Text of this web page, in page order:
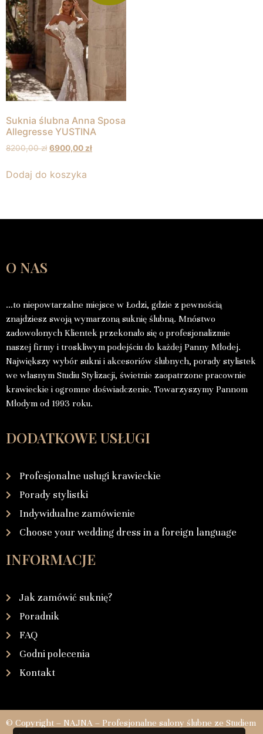
Suknia ślubna Anna Sposa
Allegresse YUSTINA
8200,00zł 6900,00zł
Dodaj do koszyka
O NAS
…to niepowtarzalne miejsce w Łodzi, gdzie z pewnością
znajdziesz swoją wymarzoną suknię ślubną. Mnóstwo
zadowolonych Klientek przekonało się o profesjonalizmie
naszej firmy i troskliwym podejściu do każdej Panny Młodej.
Największy wybór sukni i akcesoriów ślubnych, porady stylistek
we własnym Studiu Stylizacji, świetnie zaopatrzone pracownie
krawieckie i ogromne doświadczenie. Towarzyszymy Pannom
Młodym od 1993 roku.
DODATKOWE USŁUGI
Profesjonalne usługi krawieckie
Porady stylistki
Indywidualne zamówienie
Choose your wedding dress in a foreign language
INFORMACJE
Jak zamówić suknię?
Poradnik
FAQ
Godni polecenia
Kontakt
© Copyright – NAJNA – Profesjonalne salony ślubne ze Studiem